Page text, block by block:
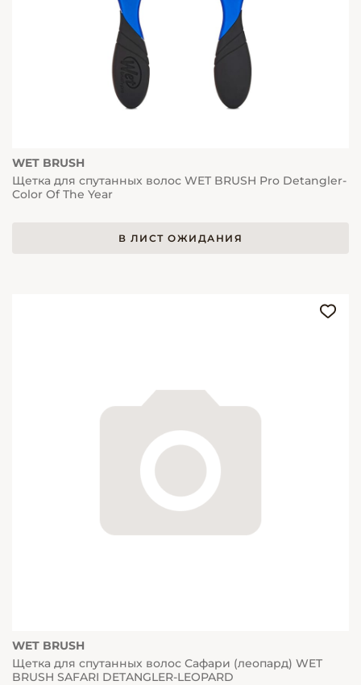
WET BRUSH
Щетка для спутанных волос WET BRUSH Pro Detangler-
Color Of The Year
В ЛИСТ ОЖИДАНИЯ
WET BRUSH
Щетка для спутанных волос Сафари (леопард) WET
BRUSH SAFARI DETANGLER-LEOPARD